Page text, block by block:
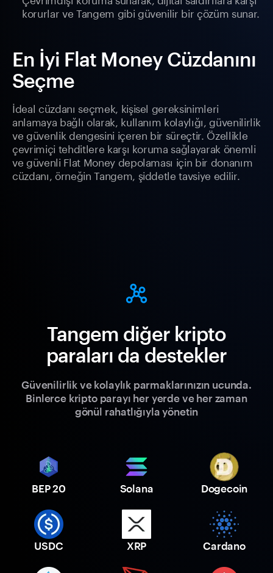
korurlar ve Tangem gibi güvenilir bir çözüm sunar.
En İyi Flat Money Cüzdanını
Seçme
İdeal cüzdanı seçmek, kişisel gereksinimleri
anlamaya bağlı olarak, kullanım kolaylığı, güvenilirlik
ve güvenlik dengesini içeren bir süreçtir. Özellikle
çevrimiçi tehditlere karşı koruma sağlayarak önemli
ve güvenli Flat Money depolaması için bir donanım
cüzdanı, örneğin Tangem, şiddetle tavsiye edilir.
Tangem diğer kripto
paraları da destekler
Güvenilirlik ve kolaylık parmaklarınızın ucunda.
Binlerce kripto parayı her yerde ve her zaman
gönül rahatlığıyla yönetin
BEP 20 Solana Dogecoin
USDC XRP Cardano